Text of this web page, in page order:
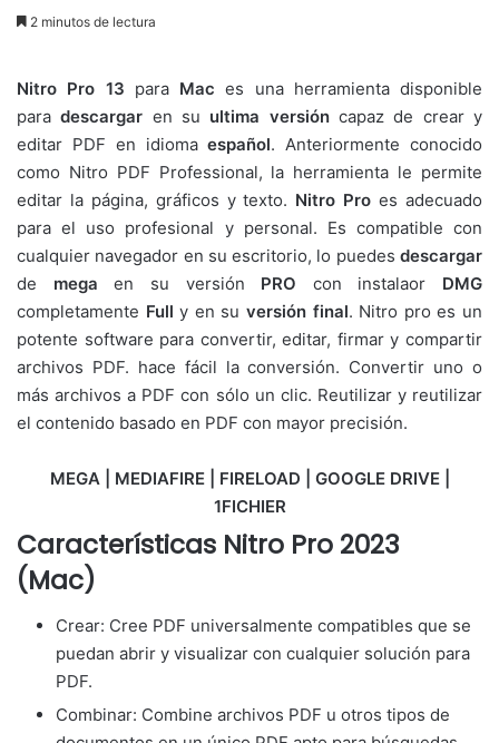
2 minutos de lectura
Nitro Pro 13 para Mac es una herramienta disponible
paradescargar en su ultima versióncapaz de crear y
editar PDF en idiomaespañol. Anteriormente conocido
como Nitro PDF Professional, la herramienta le permite
editar la página, gráficos y texto. Nitro Pro es adecuado
para el uso profesional y personal. Es compatible con
cualquier navegador en su escritorio, lo puedes descargar
de megaen su versión PRO con instalaor DMG
completamente Fully en suversión final. Nitro pro es un
potente software para convertir, editar, firmar y compartir
archivos PDF. hace fácil la conversión. Convertir uno o
más archivos a PDF con sólo un clic. Reutilizar y reutilizar
el contenido basado en PDF con mayor precisión.
MEGA | MEDIAFIRE | FIRELOAD | GOOGLE DRIVE |
1FICHIER
Características Nitro Pro 2023
(Mac)
Crear: Cree PDF universalmente compatibles que se
puedan abrir y visualizar con cualquier solución para
PDF.
Combinar: Combine archivos PDF u otros tipos de